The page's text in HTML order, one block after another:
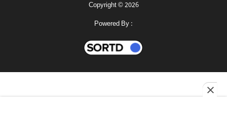
Copyright © 2026
Powered By :